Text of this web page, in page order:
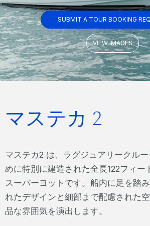
SUBMIT A TOUR BOOKING
VIEW IMAGES
マステカ 2
マステカ2 は、ラグジュアリークル
めに特別に建造された全長122フィー
スーパーヨットです。船内に足を踏
れたデザインと細部まで配慮された
品な雰囲気を演出します。